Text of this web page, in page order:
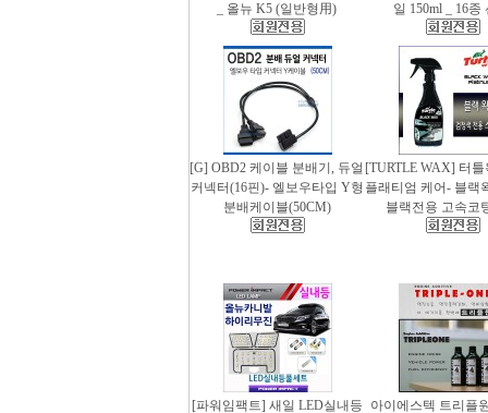
_ 올뉴 K5 (일반형用)
일 150ml _ 16종
[G] OBD2 케이블 분배기, 듀얼
커넥터(16핀)- 엘보우타입 Y형
분배케이블(50CM)
[TURTLE WAX] 터
플래티엄 케어- 블랙
블랙전용 고속코
[파워임팩트] 새일 LED실내등 아이에스텍 트리플